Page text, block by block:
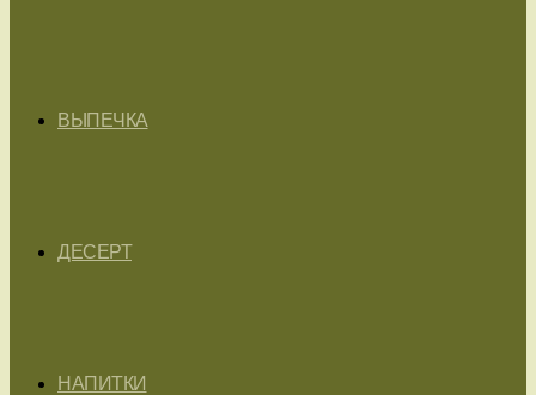
ВЫПЕЧКА
ДЕСЕРТ
НАПИТКИ